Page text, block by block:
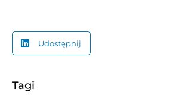
Udostępnij
Tagi